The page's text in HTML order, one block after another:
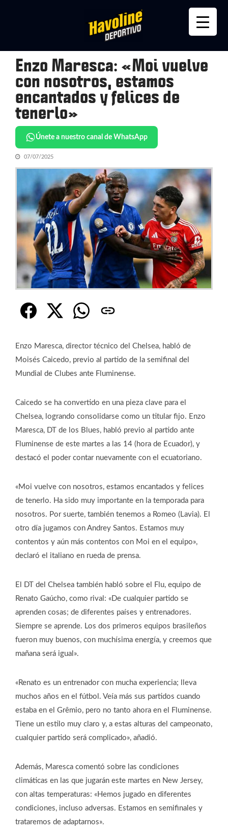
Enzo Maresca: «Moi vuelve
con nosotros, estamos
encantados y felices de
tenerlo»
Únete a nuestro canal de WhatsApp
07/07/2025
Enzo Maresca, director técnico del Chelsea, habló de
Moisés Caicedo, previo al partido de la semifinal del
Mundial de Clubes ante Fluminense.
Caicedo se ha convertido en una pieza clave para el
Chelsea, logrando consolidarse como un titular fijo. Enzo
Maresca, DT de los Blues, habló previo al partido ante
Fluminense de este martes a las 14 (hora de Ecuador), y
destacó el poder contar nuevamente con el ecuatoriano.
«Moi vuelve con nosotros, estamos encantados y felices
de tenerlo. Ha sido muy importante en la temporada para
nosotros. Por suerte, también tenemos a Romeo (Lavia). El
otro día jugamos con Andrey Santos. Estamos muy
contentos y aún más contentos con Moi en el equipo»,
declaró el italiano en rueda de prensa.
El DT del Chelsea también habló sobre el Flu, equipo de
Renato Gaúcho, como rival: «De cualquier partido se
aprenden cosas; de diferentes países y entrenadores.
Siempre se aprende. Los dos primeros equipos brasileños
fueron muy buenos, con muchísima energía, y creemos que
mañana será igual».
«Renato es un entrenador con mucha experiencia; lleva
muchos años en el fútbol. Veía más sus partidos cuando
estaba en el Grêmio, pero no tanto ahora en el Fluminense.
Tiene un estilo muy claro y, a estas alturas del campeonato,
cualquier partido será complicado», añadió.
Además, Maresca comentó sobre las condiciones
climáticas en las que jugarán este martes en New Jersey,
con altas temperaturas: «Hemos jugado en diferentes
condiciones, incluso adversas. Estamos en semifinales y
trataremos de adaptarnos».